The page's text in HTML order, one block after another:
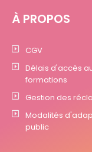
À PROPOS
CGV
Délais d'accès
formations
Gestion des
Modalités
public